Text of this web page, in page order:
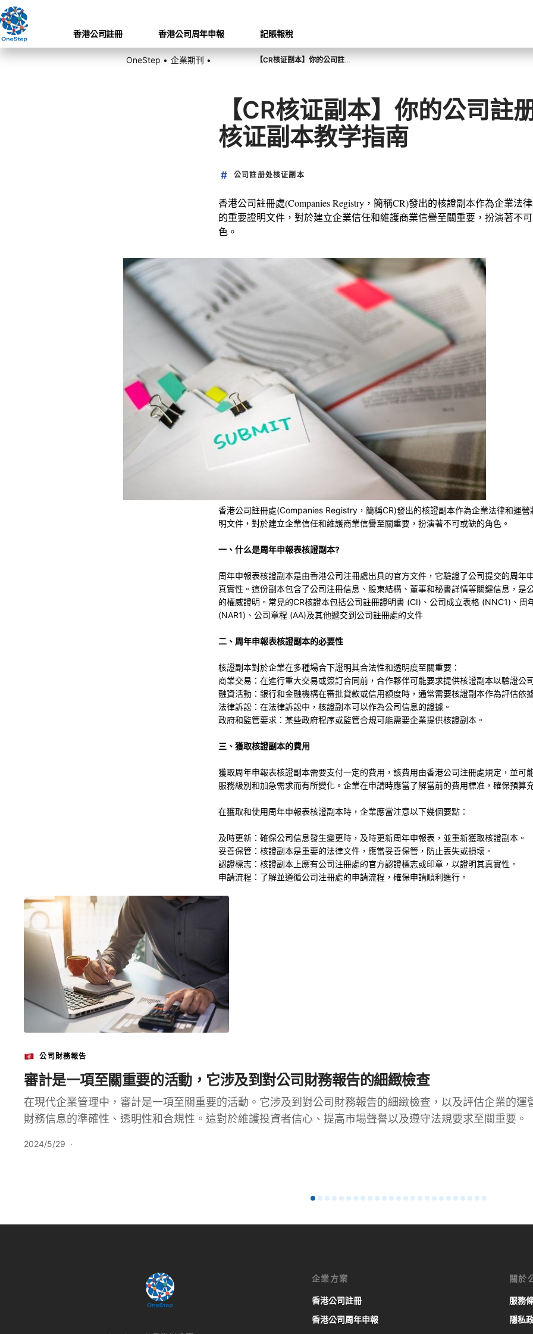
香港公司註冊 香港公司周年申報 記賬報稅
OneStep • 企業期刊 • 【CR核证副本】你的公司註册处核证副本教学指南
【CR核证副本】你的公司註
核证副本教学指南
公司註册处核证副本
香港公司註冊處(Companies Registry，簡稱CR)發出的核證副本作為企業法
的重要證明文件，對於建立企業信任和維護商業信譽至關重要，扮演著不
色。
香港公司註冊處(Companies Registry，簡稱CR)發出的核證副本作為企業法律和運營
明文件，對於建立企業信任和維護商業信譽至關重要，扮演著不可或缺的角色。
一、什么是周年申報表核證副本?
周年申報表核證副本是由香港公司注冊處出具的官方文件，它驗證了公司提交的周年
真實性。這份副本包含了公司注冊信息、股東結構、董事和秘書詳情等關鍵信息，是
的權威證明。常見的CR核證本包括公司註冊證明書 (CI)、公司成立表格 (NNC1)、周
(NAR1)、公司章程 (AA)及其他遞交到公司註冊處的文件
二、周年申報表核證副本的必要性
核證副本對於企業在多種場合下證明其合法性和透明度至關重要：
商業交易：在進行重大交易或簽訂合同前，合作夥伴可能要求提供核證副本以驗證公
融資活動：銀行和金融機構在審批貸款或信用額度時，通常需要核證副本作為評估依
法律訴訟：在法律訴訟中，核證副本可以作為公司信息的證據。
政府和監管要求：某些政府程序或監管合規可能需要企業提供核證副本。
三、獲取核證副本的費用
獲取周年申報表核證副本需要支付一定的費用，該費用由香港公司注冊處規定，並可
服務級別和加急需求而有所變化。企業在申請時應當了解當前的費用標准，確保預算
在獲取和使用周年申報表核證副本時，企業應當注意以下幾個要點：
及時更新：確保公司信息發生變更時，及時更新周年申報表，並重新獲取核證副本。
妥善保管：核證副本是重要的法律文件，應當妥善保管，防止丟失或損壞。
認證標志：核證副本上應有公司注冊處的官方認證標志或印章，以證明其真實性。
申請流程：了解並遵循公司注冊處的申請流程，確保申請順利進行。
公司財務報告
審計是一項至關重要的活動，它涉及到對公司財務報告的細緻檢查
在現代企業管理中，審計是一項至關重要的活動。它涉及到對公司財務報告的細緻檢查，以及評估企業的
財務信息的準確性、透明性和合規性。這對於維護投資者信心、提高市場聲譽以及遵守法規要求至關重要。
2024/5/29 ·
企業方案
香港公司註冊
香港公司周年申報
關於
服務
隱私